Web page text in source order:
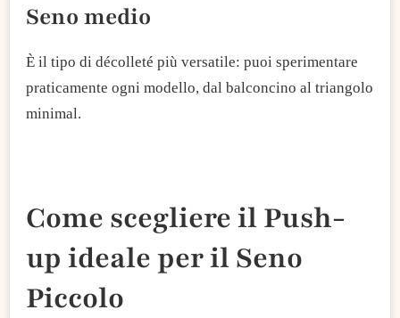
Seno medio
È il tipo di décolleté più versatile: puoi sperimentare
praticamente ogni modello, dal balconcino al triangolo
minimal.
Come scegliere il Push-
up ideale per il Seno
Piccolo